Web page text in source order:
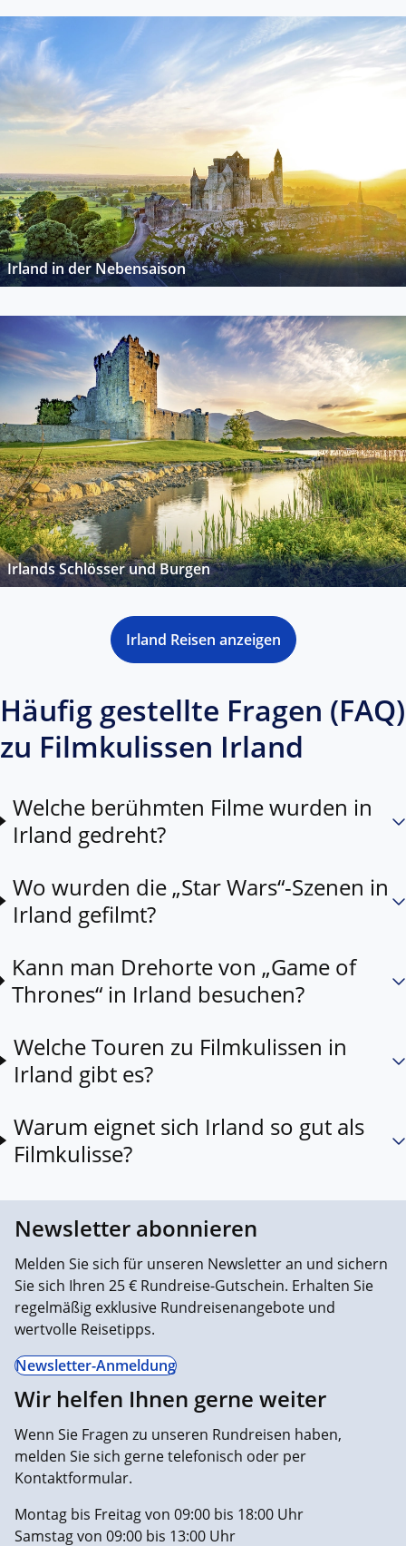
Irland in der Nebensaison
Irlands Schlösser und Burgen
Irland Reisen anzeigen
Häufig gestellte Fragen (FAQ)
zu Filmkulissen Irland
Welche berühmten Filme wurden in
Irland gedreht?
Wo wurden die „Star Wars“-Szenen in
Irland gefilmt?
Kann man Drehorte von „Game of
Thrones“ in Irland besuchen?
Welche Touren zu Filmkulissen in
Irland gibt es?
Warum eignet sich Irland so gut als
Filmkulisse?
Newsletter abonnieren
Melden Sie sich für unseren Newsletter an und sichern
Sie sich Ihren 25 € Rundreise-Gutschein. Erhalten Sie
regelmäßig exklusive Rundreisenangebote und
wertvolle Reisetipps.
Newsletter-Anmeldung
Wir helfen Ihnen gerne weiter
Wenn Sie Fragen zu unseren Rundreisen haben,
melden Sie sich gerne telefonisch oder per
Kontaktformular.
Montag bis Freitag von 09:00 bis 18:00 Uhr
Samstag von 09:00 bis 13:00 Uhr